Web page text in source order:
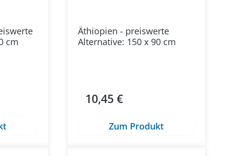
cm
Äthiopien - preiswerte
Alternative: 150 x 90 cm
Regulärer Preis:
10,45 €
Zum Produkt